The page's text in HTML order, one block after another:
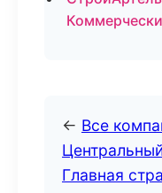
← Все
Главная